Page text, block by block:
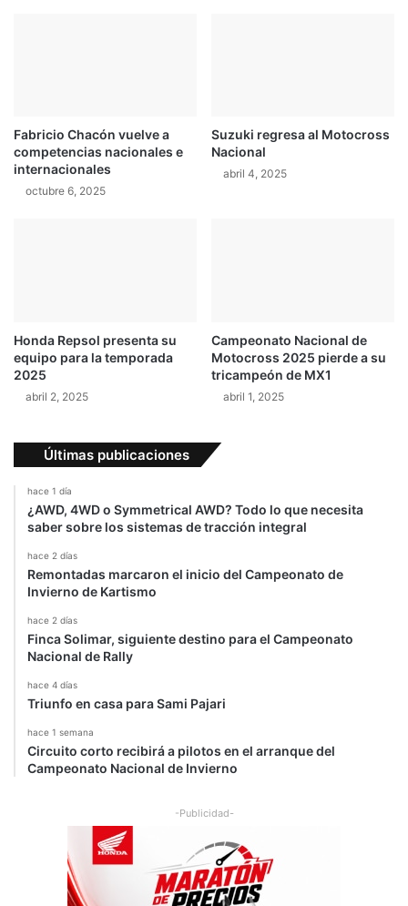
Fabricio Chacón vuelve a
competencias nacionales e
internacionales
octubre 6, 2025
Suzuki regresa al Motocross
Nacional
abril 4, 2025
Honda Repsol presenta su
equipo para la temporada
2025
abril 2, 2025
Campeonato Nacional de
Motocross 2025 pierde a su
tricampeón de MX1
abril 1, 2025
Últimas publicaciones
hace 1 día
¿AWD, 4WD o Symmetrical AWD? Todo lo que necesita
saber sobre los sistemas de tracción integral
hace 2 días
Remontadas marcaron el inicio del Campeonato de
Invierno de Kartismo
hace 2 días
Finca Solimar, siguiente destino para el Campeonato
Nacional de Rally
hace 4 días
Triunfo en casa para Sami Pajari
hace 1 semana
Circuito corto recibirá a pilotos en el arranque del
Campeonato Nacional de Invierno
-Publicidad-